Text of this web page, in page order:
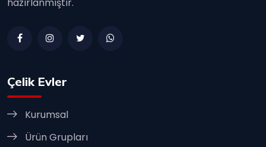
hazırlanmıştır.
Çelik Evler
Kurumsal
Ürün Grupları